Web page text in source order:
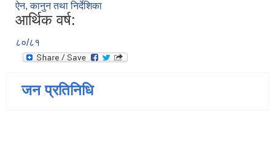
ऐन, कानुन तथा निर्देशिका
आर्थिक वर्ष:
८०/८१
जन प्रतिनिधि